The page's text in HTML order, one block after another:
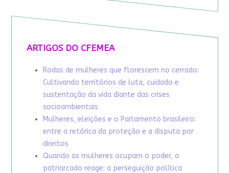
ARTIGOS DO CFEMEA
Rodas de mulheres que florescem no cerrado:
Cultivando territórios de luta, cuidado e
sustentação da vida diante das crises
socioambientais
Mulheres, eleições e o Parlamento brasileiro:
entre a retórica da proteção e a disputa por
direitos
Quando as mulheres ocupam o poder, o
patriarcado reage: a perseguição política